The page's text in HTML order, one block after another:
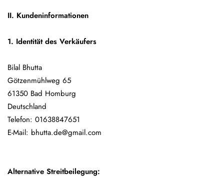
II. Kundeninformationen
1. Identität des Verkäufers
Bilal Bhutta
Götzenmühlweg 65
61350 Bad Homburg
Deutschland
Telefon: 01638847651
E-Mail: bhutta.de@gmail.com
Alternative Streitbeilegung: